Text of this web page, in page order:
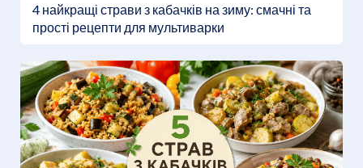
4 найкращі страви з кабачків на зиму: смачні та
прості рецепти для мультиварки